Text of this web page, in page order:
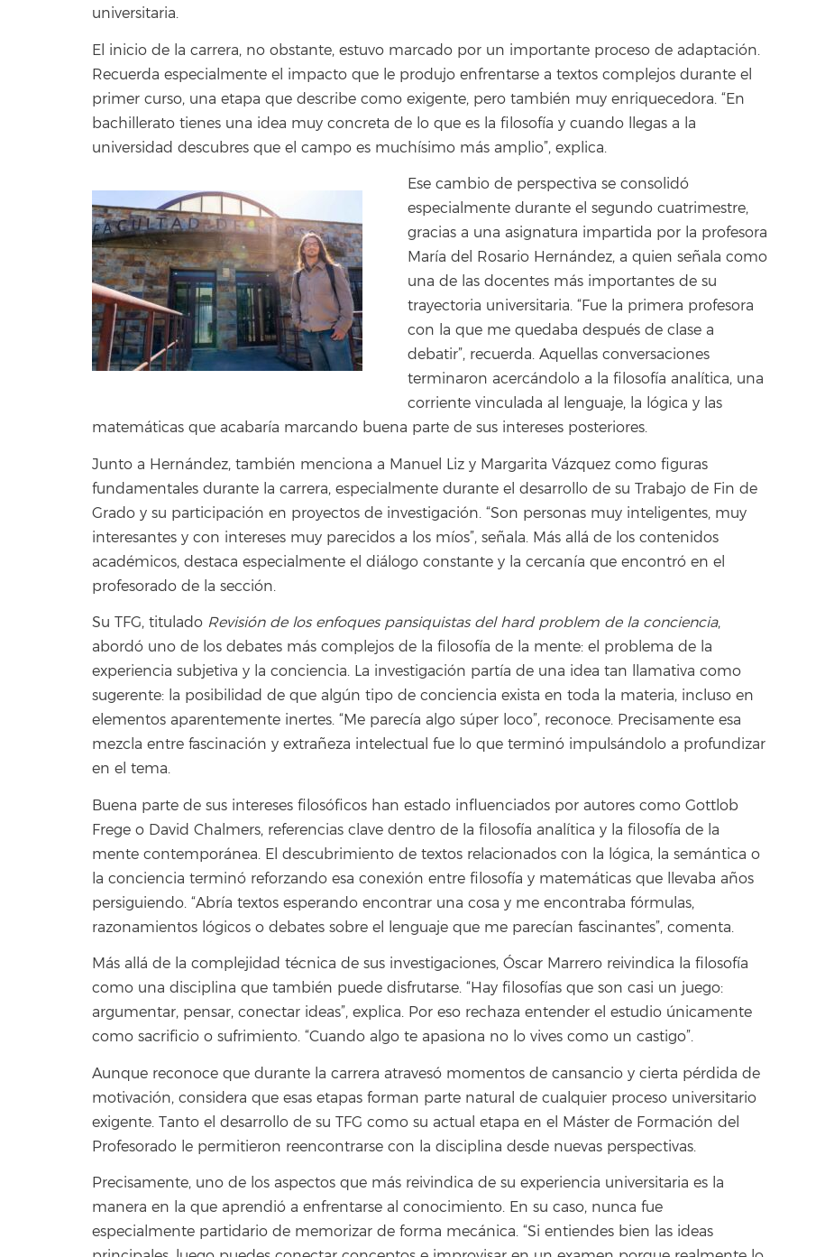
universitaria.
El inicio de la carrera, no obstante, estuvo marcado por un importante proceso de adaptación.
Recuerda especialmente el impacto que le produjo enfrentarse a textos complejos durante el
primer curso, una etapa que describe como exigente, pero también muy enriquecedora. “En
bachillerato tienes una idea muy concreta de lo que es la filosofía y cuando llegas a la
universidad descubres que el campo es muchísimo más amplio”, explica.
Ese cambio de perspectiva se consolidó
especialmente durante el segundo cuatrimestre,
gracias a una asignatura impartida por la profesora
María del Rosario Hernández, a quien señala como
una de las docentes más importantes de su
trayectoria universitaria. “Fue la primera profesora
con la que me quedaba después de clase a
debatir”, recuerda. Aquellas conversaciones
terminaron acercándolo a la filosofía analítica, una
corriente vinculada al lenguaje, la lógica y las
matemáticas que acabaría marcando buena parte de sus intereses posteriores.
Junto a Hernández, también menciona a Manuel Liz y Margarita Vázquez como figuras
fundamentales durante la carrera, especialmente durante el desarrollo de su Trabajo de Fin de
Grado y su participación en proyectos de investigación. “Son personas muy inteligentes, muy
interesantes y con intereses muy parecidos a los míos”, señala. Más allá de los contenidos
académicos, destaca especialmente el diálogo constante y la cercanía que encontró en el
profesorado de la sección.
Su TFG, titulado Revisión de los enfoques pansiquistas del hard problem de la conciencia,
abordó uno de los debates más complejos de la filosofía de la mente: el problema de la
experiencia subjetiva y la conciencia. La investigación partía de una idea tan llamativa como
sugerente: la posibilidad de que algún tipo de conciencia exista en toda la materia, incluso en
elementos aparentemente inertes. “Me parecía algo súper loco”, reconoce. Precisamente esa
mezcla entre fascinación y extrañeza intelectual fue lo que terminó impulsándolo a profundizar
en el tema.
Buena parte de sus intereses filosóficos han estado influenciados por autores como Gottlob
Frege o David Chalmers, referencias clave dentro de la filosofía analítica y la filosofía de la
mente contemporánea. El descubrimiento de textos relacionados con la lógica, la semántica o
la conciencia terminó reforzando esa conexión entre filosofía y matemáticas que llevaba años
persiguiendo. “Abría textos esperando encontrar una cosa y me encontraba fórmulas,
razonamientos lógicos o debates sobre el lenguaje que me parecían fascinantes”, comenta.
Más allá de la complejidad técnica de sus investigaciones, Óscar Marrero reivindica la filosofía
como una disciplina que también puede disfrutarse. “Hay filosofías que son casi un juego:
argumentar, pensar, conectar ideas”, explica. Por eso rechaza entender el estudio únicamente
como sacrificio o sufrimiento. “Cuando algo te apasiona no lo vives como un castigo”.
Aunque reconoce que durante la carrera atravesó momentos de cansancio y cierta pérdida de
motivación, considera que esas etapas forman parte natural de cualquier proceso universitario
exigente. Tanto el desarrollo de su TFG como su actual etapa en el Máster de Formación del
Profesorado le permitieron reencontrarse con la disciplina desde nuevas perspectivas.
Precisamente, uno de los aspectos que más reivindica de su experiencia universitaria es la
manera en la que aprendió a enfrentarse al conocimiento. En su caso, nunca fue
especialmente partidario de memorizar de forma mecánica. “Si entiendes bien las ideas